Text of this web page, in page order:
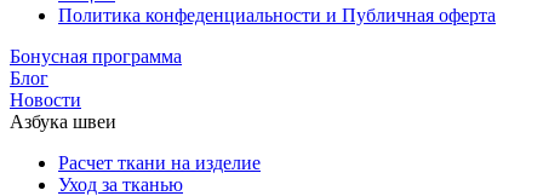
Политика конфеденциальности и Публичная оферта
Бонусная программа
Блог
Новости
Азбука швеи
Расчет ткани на изделие
Уход за тканью